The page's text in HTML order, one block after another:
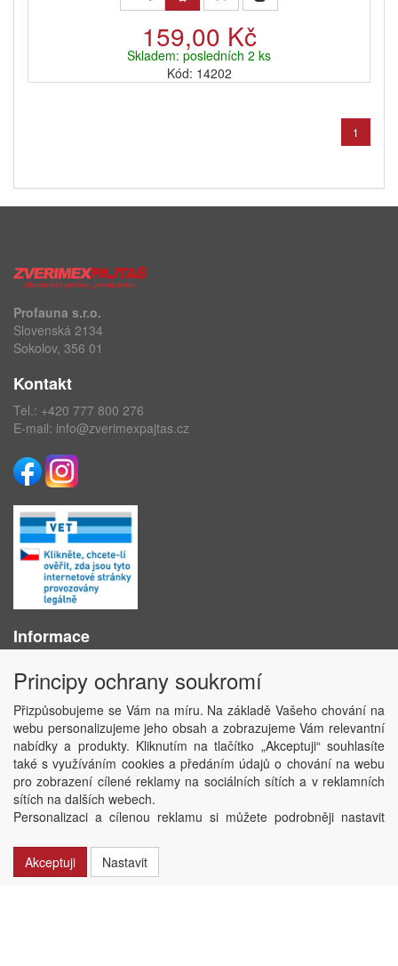
159,00 Kč
Skladem: posledních 2 ks
Kód: 14202
1
Profauna s.r.o.
Slovenská 2134
Sokolov, 356 01
Kontakt
Tel.: +420 777 800 276
E-mail: info@zverimexpajtas.cz
Informace
Obchodní podmínky
Ochrana osobních údajů
Kontakt
Losování účtenek
Aktuality
Nastavení soukromí
Copyright © ABRA Software a.s. 2020
Principy ochrany soukromí
Přizpůsobujeme se Vám na míru. Na základě Vašeho chování na
webu personalizujeme jeho obsah a zobrazujeme Vám relevantní
nabídky a produkty. Kliknutím na tlačítko „Akceptuji“ souhlasíte
také s využíváním cookies a předáním údajů o chování na webu
pro zobrazení cílené reklamy na sociálních sítích a v reklamních
sítích na dalších webech.
Personalizaci a cílenou reklamu si můžete podrobněji nastavit
Akceptuji
Nastavit